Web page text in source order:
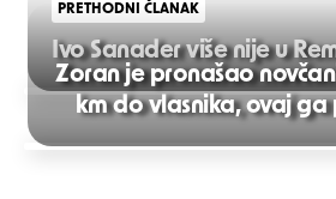
Post
navigation
PRETHODNI ČLANAK
Ivo Sanader više nije u
Zoran je pronašao
km do vlasnika, ovaj